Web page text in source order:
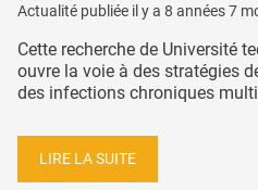
Actualité publiée il y a 8 années 7
Cette recherche de Université
ouvre la voie à des stratégies
des infections chroniques
LIRE LA SUITE